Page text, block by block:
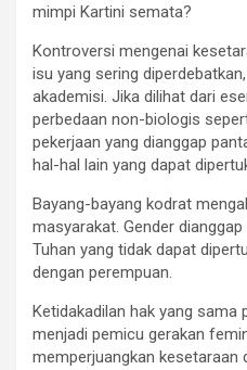
mimpi Kartini semata?
Kontroversi mengenai
isu yang sering
akademisi. Jika dilihat dari
perbedaan non-biologis
pekerjaan yang dianggap
hal-hal lain yang dapat
Bayang-bayang kodrat
masyarakat. Gender
Tuhan yang tidak dapat
dengan perempuan.
Ketidakadilan hak yang sama
menjadi pemicu gerakan
memperjuangkan kesetaraan